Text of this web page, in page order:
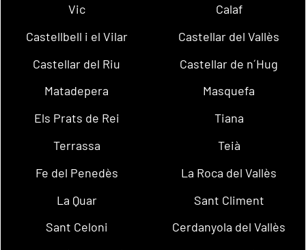
Vic
Calaf
Castellbell i el Vilar
Castellar del Vallès
Castellar del Riu
Castellar de n´Hug
Matadepera
Masquefa
Els Prats de Rei
Tiana
Terrassa
Teià
Fe del Penedès
La Roca del Vallès
La Quar
Sant Climent
Sant Celoni
Cerdanyola del Vallès